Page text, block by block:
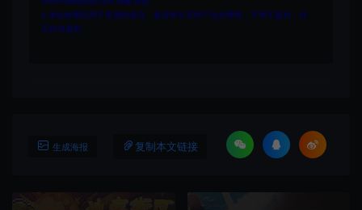
4.本站收费仅用于资源的保存、备份和分享所产生的费用，不用于盈利，亦
无任何盈利。
生成海报 复制本文链接